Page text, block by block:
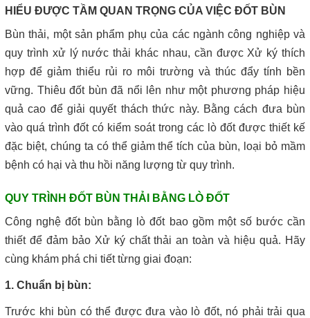
HIỂU ĐƯỢC TẦM QUAN TRỌNG CỦA VIỆC ĐỐT BÙN
Bùn thải, một sản phẩm phụ của các ngành công nghiệp và
quy trình xử lý nước thải khác nhau, cần được Xử ký thích
hợp để giảm thiểu rủi ro môi trường và thúc đẩy tính bền
vững. Thiêu đốt bùn đã nổi lên như một phương pháp hiệu
quả cao để giải quyết thách thức này. Bằng cách đưa bùn
vào quá trình đốt có kiểm soát trong các lò đốt được thiết kế
đặc biệt, chúng ta có thể giảm thể tích của bùn, loại bỏ mầm
bệnh có hại và thu hồi năng lượng từ quy trình.
QUY TRÌNH ĐỐT BÙN THẢI BẰNG LÒ ĐỐT
Công nghệ đốt bùn bằng lò đốt bao gồm một số bước cần
thiết để đảm bảo Xử ký chất thải an toàn và hiệu quả. Hãy
cùng khám phá chi tiết từng giai đoạn:
1. Chuẩn bị bùn:
Trước khi bùn có thể được đưa vào lò đốt, nó phải trải qua